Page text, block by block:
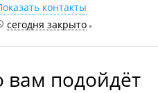
контакты
сегодня закрыто
подойдёт